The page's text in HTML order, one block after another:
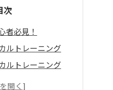
次
者必見！
ルトレーニング
ルトレーニング
ルトレーニング